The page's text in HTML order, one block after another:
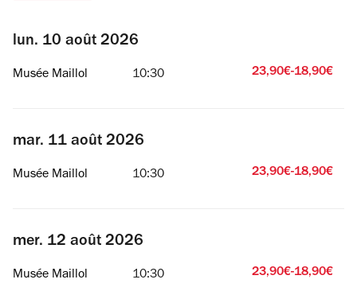
lun. 10 août 2026
Musée Maillol 10:30 23,90€-18,90€
mar. 11 août 2026
Musée Maillol 10:30 23,90€-18,90€
mer. 12 août 2026
Musée Maillol 10:30 23,90€-18,90€